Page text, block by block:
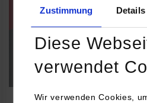
Zustimmung Details
Diese
verwendet
Wir verwenden Cookies,